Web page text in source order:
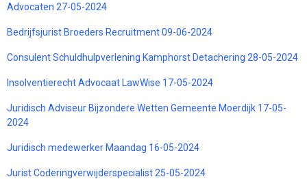
Advocaten 27-05-2024
Bedrijfsjurist Broeders Recruitment 09-06-2024
Consulent Schuldhulpverlening Kamphorst Detachering 28-05-2024
Insolventierecht Advocaat LawWise 17-05-2024
Juridisch Adviseur Bijzondere Wetten Gemeente Moerdijk 17-05-
2024
Juridisch medewerker Maandag 16-05-2024
Jurist Coderingverwijderspecialist 25-05-2024